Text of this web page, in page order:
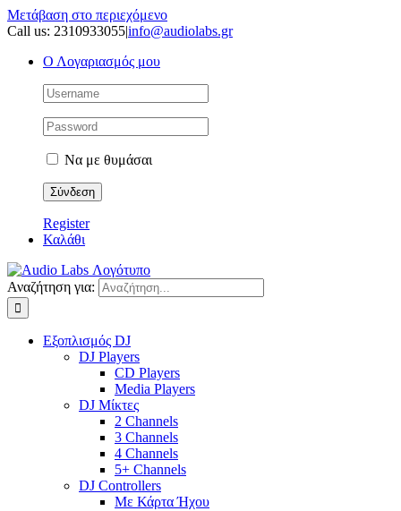
Μετάβαση στο περιεχόμενο
Call us: 2310933055|info@audiolabs.gr
Ο Λογαριασμός μου
Να με θυμάσαι
Register
Καλάθι
Αναζήτηση για:
Εξοπλισμός DJ
DJ Players
CD Players
Media Players
DJ Μίκτες
2 Channels
3 Channels
4 Channels
5+ Channels
DJ Controllers
Με Κάρτα Ήχου